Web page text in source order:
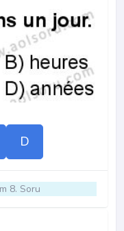
D
8. Soru